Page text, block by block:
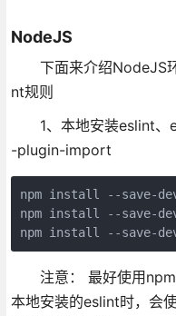
NodeJS
下面来介绍NodeJS
nt规则
1、本地安装eslint、
-plugin-import
npm install --save-
npm install --save-
npm install --save-
注意： 最好使用npm
本地安装的eslint时，会